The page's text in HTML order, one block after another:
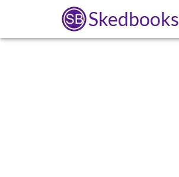
Skedbooks